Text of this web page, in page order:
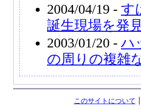
2004/04/19 - す
誕生現場を発
2003/01/20 - ハ
の周りの複雑
このサイトについて